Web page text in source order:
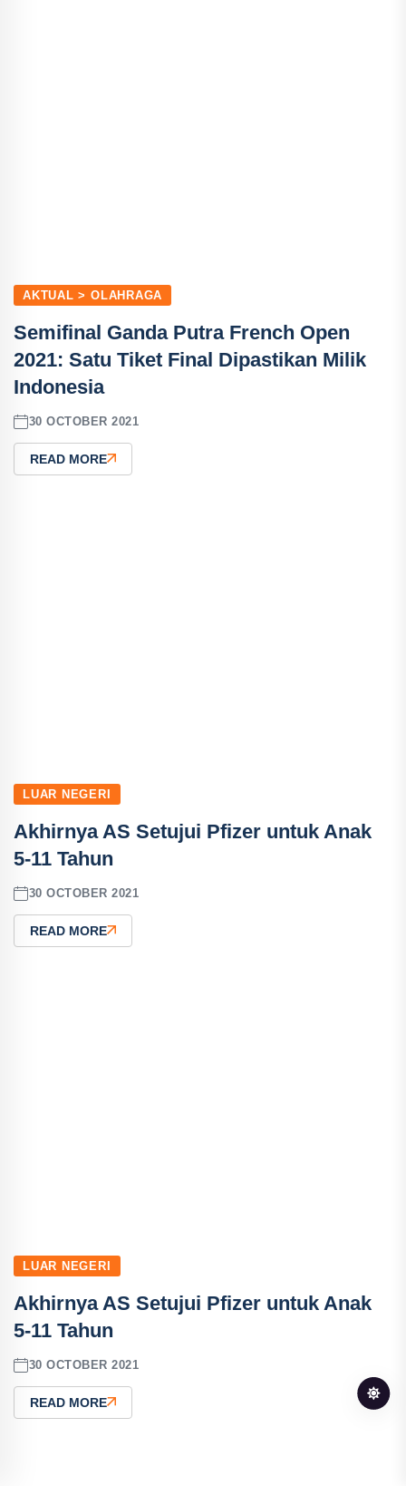
AKTUAL > OLAHRAGA
Semifinal Ganda Putra French Open
2021: Satu Tiket Final Dipastikan Milik
Indonesia
30 OCTOBER 2021
READ MORE
LUAR NEGERI
Akhirnya AS Setujui Pfizer untuk Anak
5-11 Tahun
30 OCTOBER 2021
READ MORE
LUAR NEGERI
Akhirnya AS Setujui Pfizer untuk Anak
5-11 Tahun
30 OCTOBER 2021
READ MORE